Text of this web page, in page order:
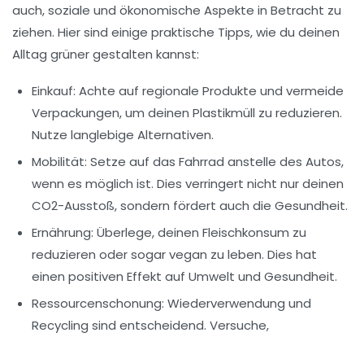
auch, soziale und ökonomische Aspekte in Betracht zu
ziehen. Hier sind einige praktische Tipps, wie du deinen
Alltag grünergestalten kannst:
Einkauf: Achte auf regionale Produkte und vermeide
Verpackungen, um deinen Plastikmüll zu reduzieren.
Nutze langlebige Alternativen.
Mobilität: Setze auf das Fahrrad anstelle des Autos,
wenn es möglich ist. Dies verringert nicht nur deinen
CO2-Ausstoß, sondern fördert auch die Gesundheit.
Ernährung: Überlege, deinen Fleischkonsum zu
reduzieren oder sogar vegan zu leben. Dies hat
einen positiven Effekt auf Umwelt und Gesundheit.
Ressourcenschonung: Wiederverwendung und
Recycling sind entscheidend. Versuche,